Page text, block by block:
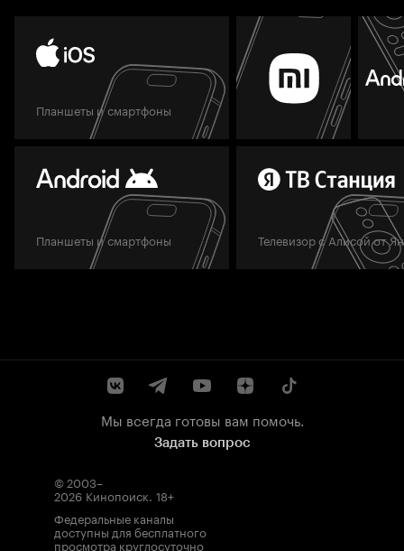
Планшеты и смартфоны
Планшеты и смартфоны Телевизор с Алисой от
Мы всегда готовы вам помочь.
Задать вопрос
© 2003–
2026 Кинопоиск. 18+
Федеральные каналы
доступны для бесплатного
просмотра круглосуточно